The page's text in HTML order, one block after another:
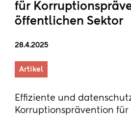
für
öffentlichen Sektor
28.4.2025
Artikel
Effiziente und
Korruptionsprävention